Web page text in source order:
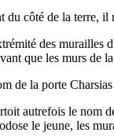
côté de la terre, il
des murailles
que les murs de
de la porte
autrefois le nom
le jeune, les